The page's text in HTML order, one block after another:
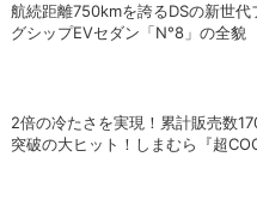
航続距離750kmを誇るDSの新世代
グシップEVセダン「N°8」の全貌
2倍の冷たさを実現！累計販売数
突破の大ヒット！しまむら『超